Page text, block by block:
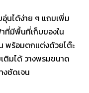
อุ่นได้ง่าย ๆ แถมเพิ่ม
ที่มีพื้นที่เก็บของใน
พร้อมตกแต่งด้วยโต๊ะ
ติมได้ วางพรมขนาด
งชัดเจน